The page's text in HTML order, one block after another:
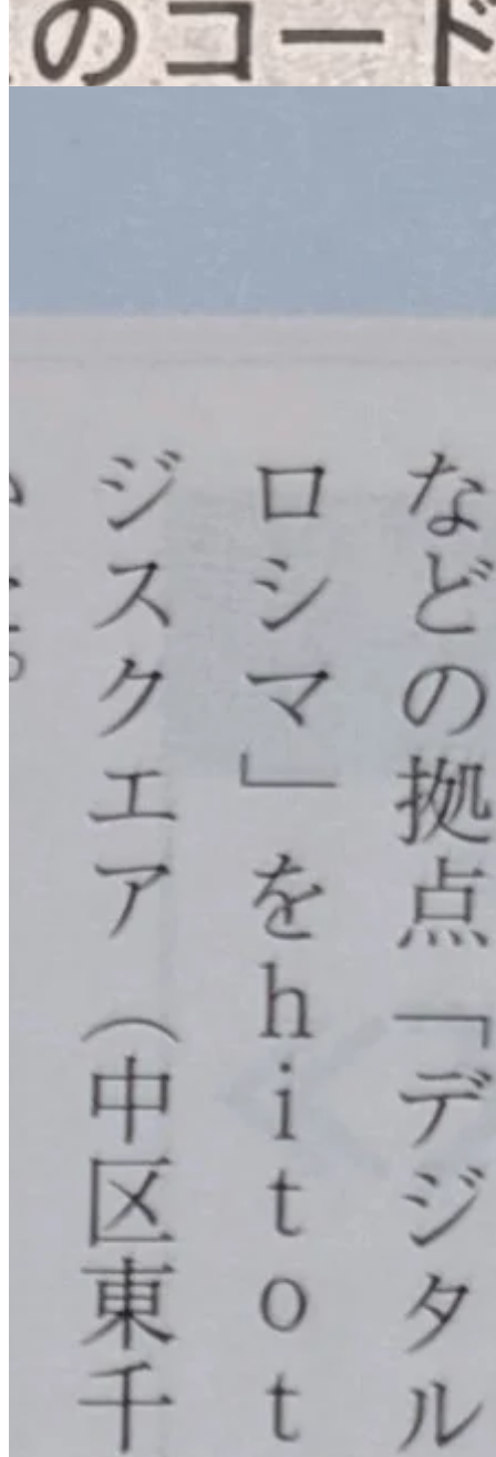
広島市内に育成拠点」が掲載されました
2025.11.11
地域DXの実現に向けて、私たちと一緒に取り組みません
Digital Pride Hiroshima を拠点に、
文化翻訳型DXを実証・展示・教育。
サービス
AIコンテンツ生産工場
CTO as a Service (技術アドバイザリー)
PoC開発
出向教育
DXリーダー育成
会社概要
ニュース
お問い合わせ
© 2026 CodeFox Inc. All rights reserved.
拠点 ニュース 企業情報
お